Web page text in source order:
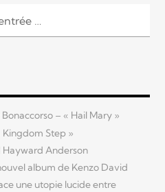
– « Hail Mary »
Step »
Hayward Anderson
album de Kenzo David
une utopie lucide entre